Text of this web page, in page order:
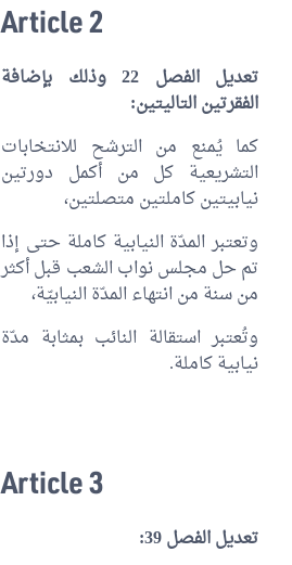
Article 2
تعديل الفصل 22 وذلك بإضافة
الفقرتين التاليتين:
كما يُمنع من الترشح للانتخابات
التشريعية كل من أكمل دورتين
نيابيتين كاملتين متصلتين،
وتعتبر المدّة النيابية كاملة حتى إذا
تم حل مجلس نواب الشعب قبل أكثر
من سنة من انتهاء المدّة النيابيّة،
وتُعتبر استقالة النائب بمثابة مدّة
نيابية كاملة.
Article 3
تعديل الفصل 39: